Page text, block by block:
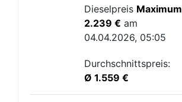
Dieselpreis Maximum
2.239 € am
04.04.2026, 05:05
Durchschnittspreis:
Ø 1.559 €